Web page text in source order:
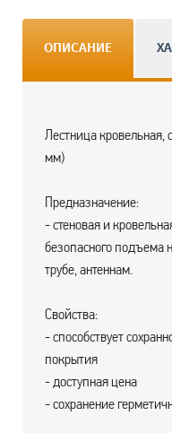
ОПИСАНИЕ
Лестница кровельная,
мм)
Предназначение:
- стеновая и
безопасного подъема
трубе, антеннам.
Свойства:
- способствует
покрытия
- доступная цена
- сохранение